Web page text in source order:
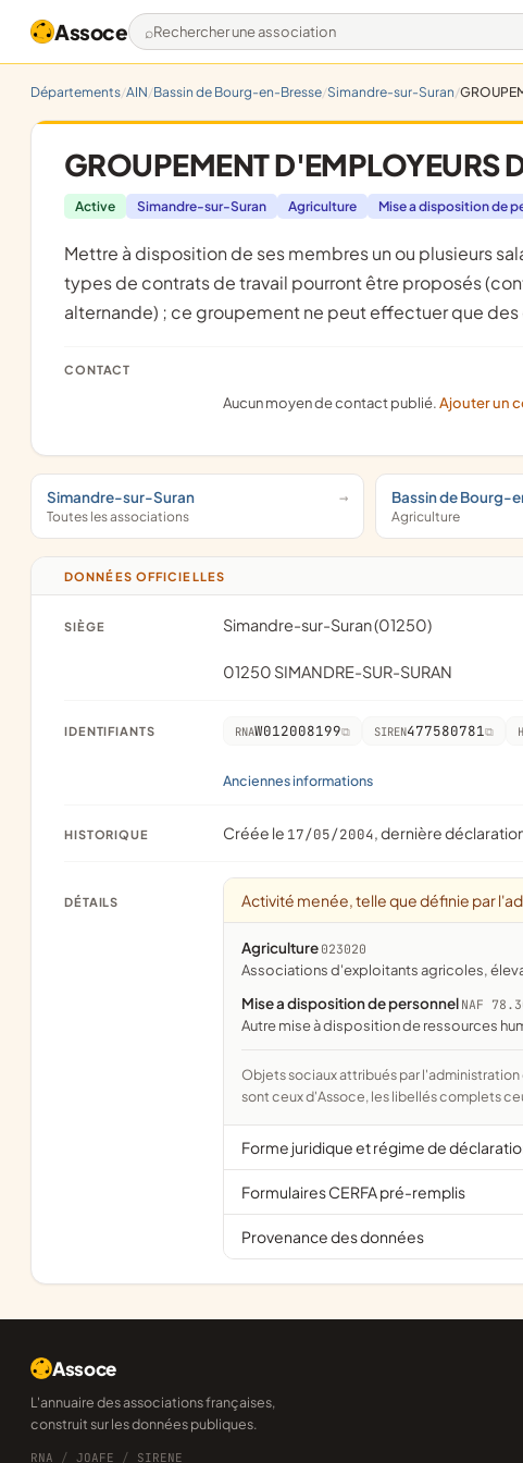
Assoce Rechercher une association
Départements AIN Bassin de Bourg-en-Bresse Simandre-sur-Suran
GROUPEMENT D'EMPLOYEURS
Active Simandre-sur-Suran Agriculture Mise a disposition de
mettre à disposition de ses membres un ou plusieurs salariés liés audit groupement par un contrat de travail ; tous les
types de contrats de travail pourront être proposés
alternande) ; ce groupement ne peut effectuer que
CONTACT
Aucun moyen de contact publié.Ajouter un
Simandre-sur-Suran
Toutes les associations
Bassin de Bourg-
Agriculture
DONNÉES OFFICIELLES
SIÈGE Simandre-sur-Suran (01250)
01250 SIMANDRE-SUR-SURAN
IDENTIFIANTS RNAW012008199 SIREN477580781
Anciennes informations
HISTORIQUE Créée le 17/05/2004, dernière
DÉTAILS Activité menée, telle que définie par
Agriculture 023020
associations d'exploitants agricoles,
Mise a disposition de personnel NAF
Autre mise à disposition de ressources
Objets sociaux attribués par l'administration d'après l'objet déclaré ; activité NAF attribuée par l'INSEE. Les noms courts
sont ceux d'Assoce, les libellés complets
Forme juridique et régime de
Formulaires CERFA pré-remplis
Provenance des données
Assoce
L'annuaire des associations françaises,
construit sur les données publiques.
RNA / JOAFE / SIRENE